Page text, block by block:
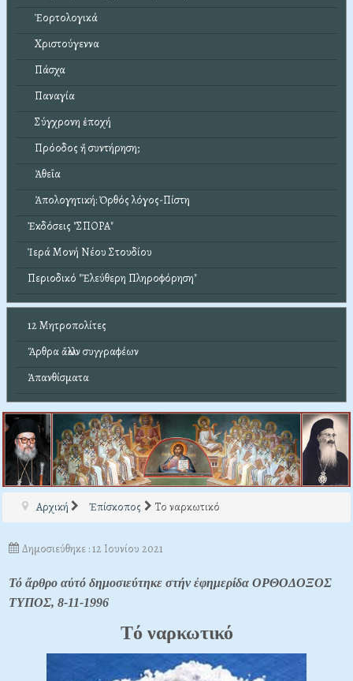
Ἑορτολογικά
Χριστούγεννα
Πάσχα
Παναγία
Σύγχρονη ἐποχή
Πρόοδος ἤ συντήρηση;
Ἀθεΐα
Ἀπολογητική: Ὀρθός λόγος-Πίστη
Ἐκδόσεις "ΣΠΟΡΑ"
Ἱερά Μονή Νέου Στουδίου
Περιοδικό "Ἐλεύθερη Πληροφόρηση"
12 Μητροπολίτες
Ἄρθρα ἄλλων συγγραφέων
Ἀπανθίσματα
Αρχική Ἐπίσκοπος Το ναρκωτικό
Δημοσιεύθηκε : 12 Ιουνίου 2021
Τό ἄρθρο αὐτό δημοσιεύτηκε στήν ἐφημερίδα ΟΡΘΟΔΟΞΟΣ
ΤΥΠΟΣ, 8-11-1996
Tό ναρκωτικό